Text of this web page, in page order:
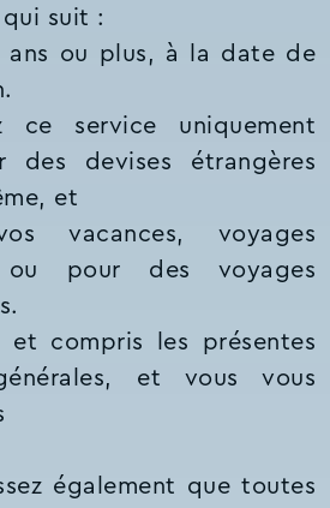
qui suit :
ans ou plus, à la date de
ce service uniquement
des devises étrangères
et
vacances, voyages
ou pour des voyages
et compris les présentes
et vous vous
également que toutes